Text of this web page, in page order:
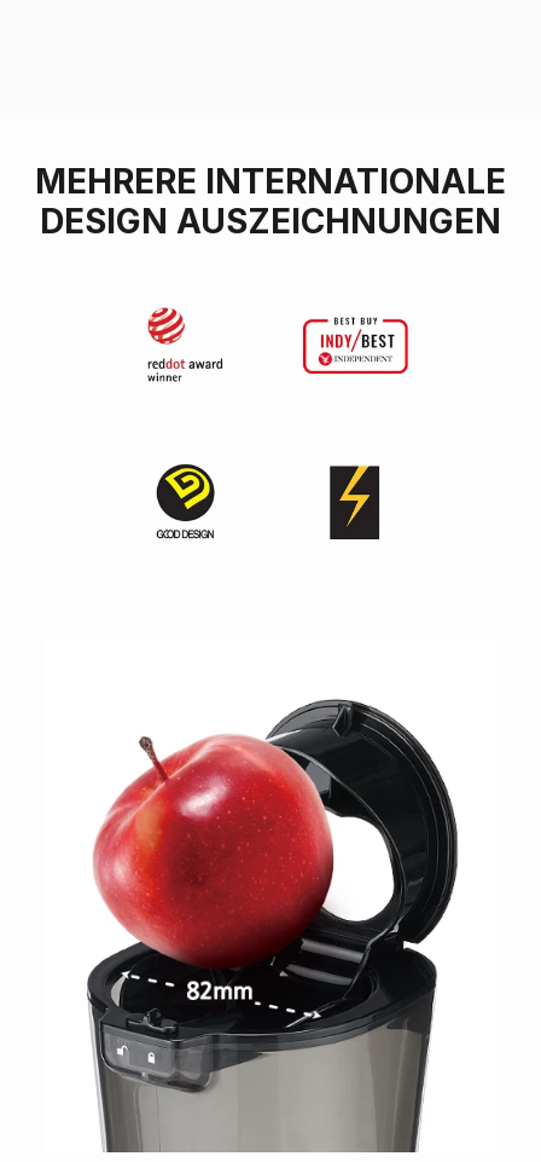
MEHRERE INTERNATIONALE
DESIGN AUSZEICHNUNGEN